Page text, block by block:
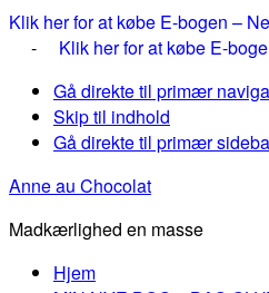
Klik her for at købe E-bogen –
- Klik her for at købe E-
Gå direkte til primær
Skip til indhold
Gå direkte til primær
Anne au Chocolat
Madkærlighed en masse
Hjem